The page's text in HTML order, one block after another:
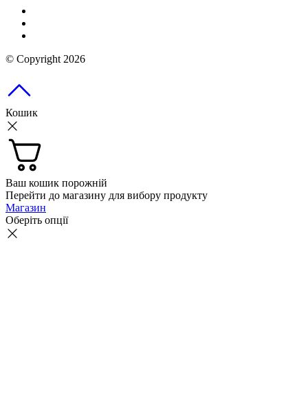
© Copyright 2026
Кошик
Ваш кошик порожній
Перейти до магазину для вибору продукту
Магазин
Оберіть опції